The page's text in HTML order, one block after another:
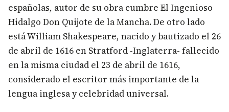
españolas, autor de su obra cumbre El Ingenioso
Hidalgo Don Quijote de la Mancha. De otro lado
está William Shakespeare, nacido y bautizado el 26
de abril de 1616 en Stratford -Inglaterra- fallecido
en la misma ciudad el 23 de abril de 1616,
considerado el escritor más importante de la
lengua inglesa y celebridad universal.